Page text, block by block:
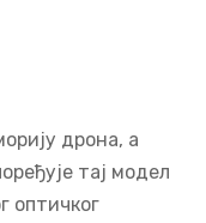
дрона, а
тај модел
оптичког